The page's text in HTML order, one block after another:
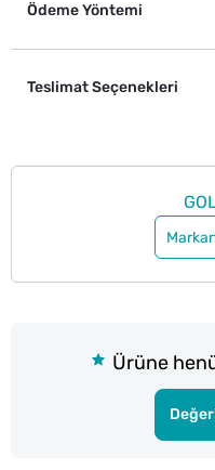
Ödeme Yöntemi
Teslimat Seçenekleri
Ürüne